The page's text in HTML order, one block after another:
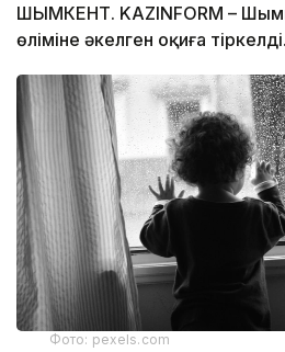
ШЫМКЕНТ. KAZINFORM –
өліміне әкелген оқиға тіркелді.
Фото: pexels.com